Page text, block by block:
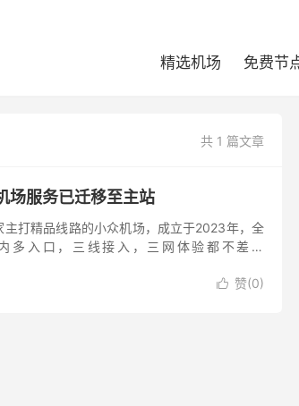
精选机场 免费节
共 1 篇文章
场服务已迁移至主站
打精品线路的小众机场，成立于2023年，全
多入口，三线接入，三网体验都不差，
 赞(0)